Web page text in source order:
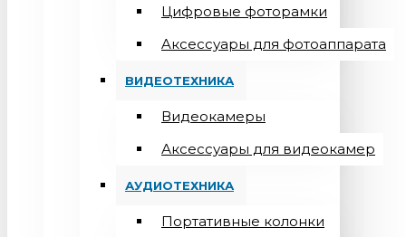
Цифровые фоторамки
Aксессуары для фотоаппарата
ВИДЕОТЕХНИКА
Видеокамеры
Аксессуары для видеокамер
АУДИОТЕХНИКА
Портативные колонки